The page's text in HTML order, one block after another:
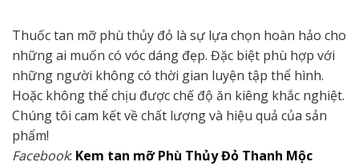
Thuốc tan mỡ phù thủy đỏ là sự lựa chọn hoàn hảo cho
những ai muốn có vóc dáng đẹp. Đặc biệt phù hợp với
những người không có thời gian luyện tập thể hình.
Hoặc không thể chịu được chế độ ăn kiêng khắc nghiệt.
Chúng tôi cam kết về chất lượng và hiệu quả của sản
phẩm!
Facebook: Kem tan mỡ Phù Thủy Đỏ Thanh Mộc